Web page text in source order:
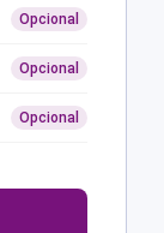
Opcional
Opcional
Opcional